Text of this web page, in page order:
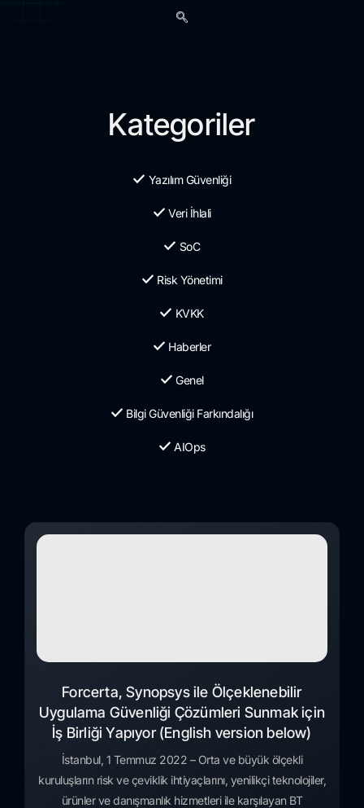
Kategoriler
Yazılım Güvenliği
Veri İhlali
SoC
Risk Yönetimi
KVKK
Haberler
Genel
Bilgi Güvenliği Farkındalığı
AIOps
Forcerta, Synopsys ile Ölçeklenebilir
Uygulama Güvenliği Çözümleri Sunmak için
İş Birliği Yapıyor (English version below)
İstanbul, 1 Temmuz 2022 – Orta ve büyük ölçekli
kuruluşların risk ve çeviklik ihtiyaçlarını, yenilikçi teknolojiler,
ürünler ve danışmanlık hizmetleri ile karşılayan BT